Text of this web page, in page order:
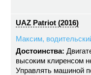
UAZ Patriot (2016)
Максим,
Достоинства:
высоким клиренсом
Управлять машиной